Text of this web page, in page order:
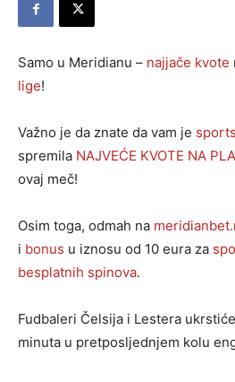
Samo u Meridianu – najjače kvote
lige!
Važno je da znate da vam je
spremila NAJVEĆE KVOTE NA
ovaj meč!
Osim toga, odmah na
i bonus u iznosu od 10 eura za
besplatnih spinova.
Fudbaleri Čelsija i Lestera
minuta u pretposljednjem kolu